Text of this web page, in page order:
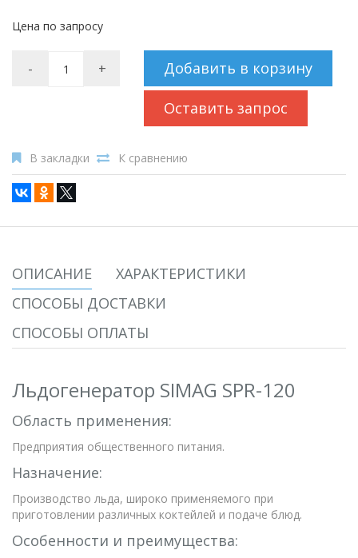
Цена по запросу
- + Добавить в корзину
Оставить запрос
В закладки К сравнению
ОПИСАНИЕ
ХАРАКТЕРИСТИКИ
СПОСОБЫ ДОСТАВКИ
СПОСОБЫ ОПЛАТЫ
Льдогенератор SIMAG SPR-120
Область применения:
Предприятия общественного питания.
Назначение:
Производство льда, широко применяемого при
приготовлении различных коктейлей и подаче блюд.
Особенности и преимущества: